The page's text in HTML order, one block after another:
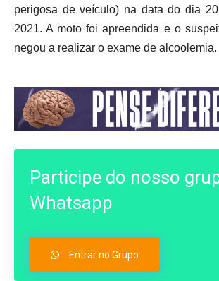
perigosa de veículo) na data do dia
2021. A moto foi apreendida e o
negou a realizar o exame de alcoolemia.
Participe do nosso
Whatsapp
Entrar no Grupo